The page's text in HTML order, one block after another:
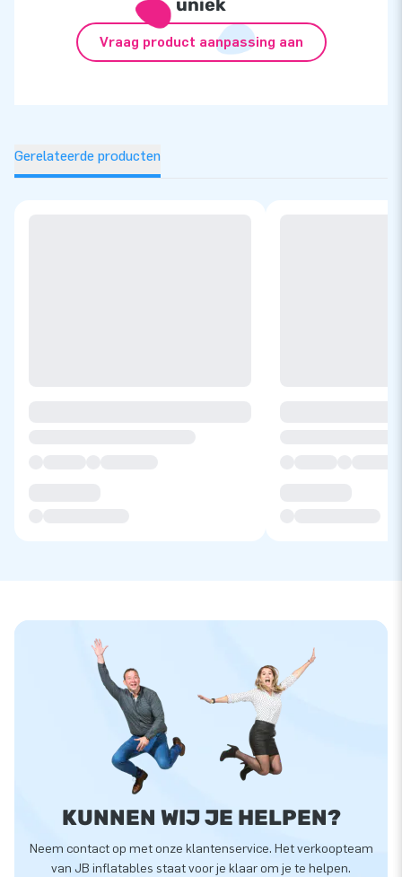
Vraag product aanpassing aan
Gerelateerde producten
KUNNEN WIJ JE HELPEN?
Neem contact op met onze klantenservice. Het verkoopteam
van JB inflatables staat voor je klaar om je te helpen.